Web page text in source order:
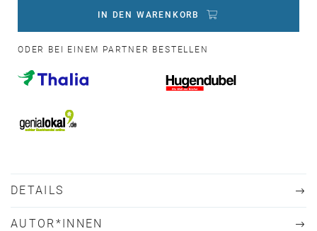
IN DEN WARENKORB
ODER BEI EINEM PARTNER BESTELLEN
DETAILS
AUTOR*INNEN